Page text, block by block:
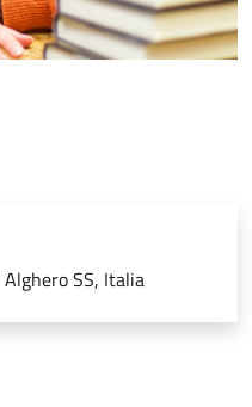
SS, Italia